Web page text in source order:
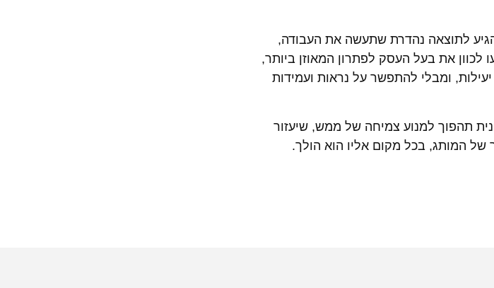
לתוצאה נהדרת שתעשה את העבודה,
את בעל העסק לפתרון המאוזן ביותר,
ומבלי להתפשר על נראות ועמידות
תהפוך למנוע צמיחה של ממש, שיעזור
המותג, בכל מקום אליו הוא הולך.